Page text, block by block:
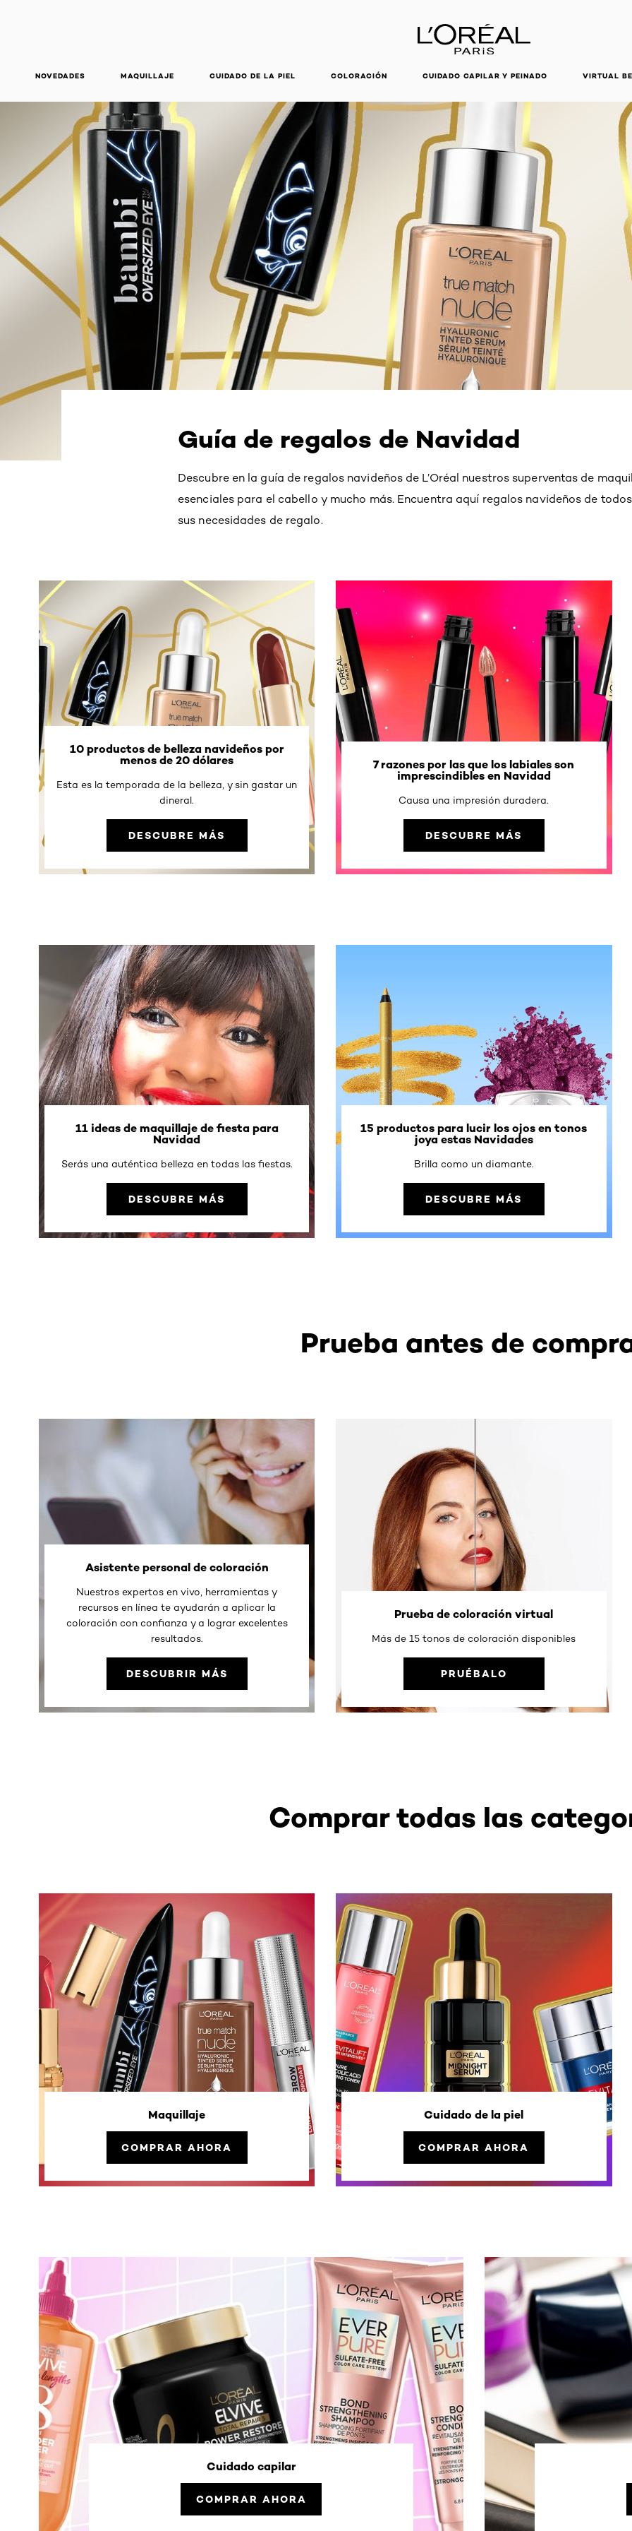
NOVEDADES MAQUILLAJE CUIDADO DE LA PIEL COLORACIÓN CUIDADO CAPILAR Y PEINADO VIRTUAL
Guía de regalos de Navidad
Descubre en la guía de regalos navideños de L’Oréal nuestros superventas de
esenciales para el cabello y mucho más. Encuentra aquí regalos navideños de
sus necesidades de regalo.
10 productos de belleza navideños por
menos de 20 dólares
Esta es la temporada de la belleza, y sin gastar un
dineral.
DESCUBRE MÁS
7 razones por las que los labiales son
imprescindibles en Navidad
Causa una impresión duradera.
DESCUBRE MÁS
11 ideas de maquillaje de fiesta para
Navidad
Serás una auténtica belleza en todas las fiestas.
DESCUBRE MÁS
15 productos para lucir los ojos en tonos
joya estas Navidades
Brilla como un diamante.
DESCUBRE MÁS
Prueba antes de
Asistente personal de coloración
Nuestros expertos en vivo, herramientas y
recursos en línea te ayudarán a aplicar la
coloración con confianza y a lograr excelentes
resultados.
DESCUBRIR MÁS
Prueba de coloración virtual
Más de 15 tonos de coloración disponibles
PRUÉBALO
Comprar todas las
Maquillaje
COMPRAR AHORA
Cuidado de la piel
COMPRAR AHORA
Cuidado capilar
COMPRAR AHORA